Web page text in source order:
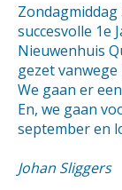
succesvolle 1e
Nieuwenhuis
gezet
We gaan er
En, we gaan
september en
Johan Sliggers